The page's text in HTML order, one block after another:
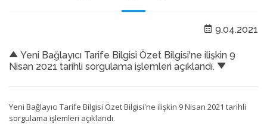
9.04.2021
Yeni Bağlayıcı Tarife Bilgisi Özet Bilgisi'ne ilişkin 9
Nisan 2021 tarihli sorgulama işlemleri açıklandı.
Yeni Bağlayıcı Tarife Bilgisi Özet Bilgisi'ne ilişkin 9 Nisan 2021 tarihli
sorgulama işlemleri açıklandı.